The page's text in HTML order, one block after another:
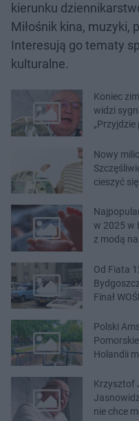
kierunku
Miłośnik kina, muzyki,
Interesują go tematy
kulturalne.
Koniec
widzi
„Przyjdzie
Nowy
cieszyć
w 2025 w
z modą
Od Fiata
Finał
Polski
Holandii
Krzysztof
nie chce